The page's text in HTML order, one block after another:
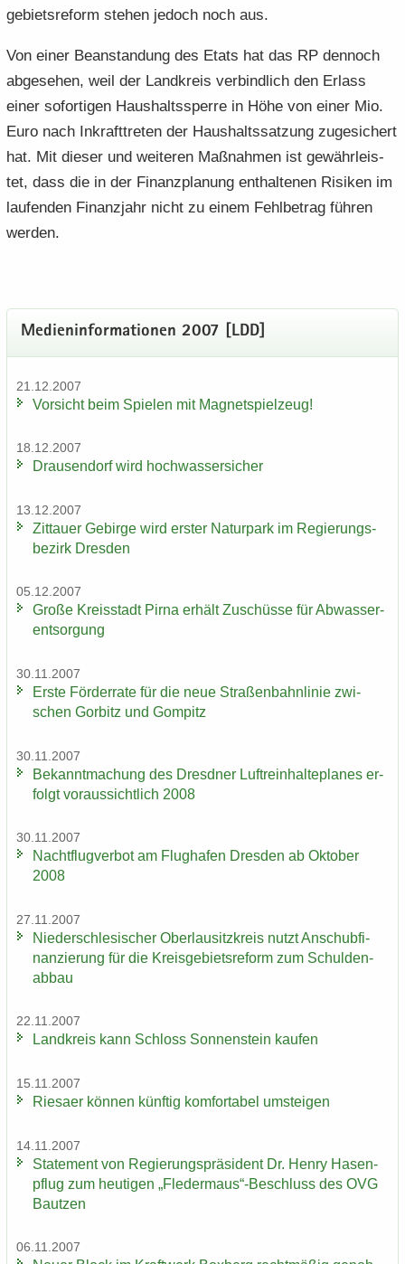
ge­biets­re­form ste­hen je­doch noch aus.
Von einer Be­an­stan­dung des Etats hat das RP den­noch
ab­ge­se­hen, weil der Land­kreis ver­bind­lich den Er­lass
einer so­for­ti­gen Haus­halts­sper­re in Höhe von einer Mio.
Euro nach In­kraft­tre­ten der Haus­halts­sat­zung zu­ge­si­chert
hat. Mit die­ser und wei­te­ren Maß­nah­men ist ge­währ­leis­
tet, dass die in der Fi­nanz­pla­nung ent­hal­te­nen Ri­si­ken im
lau­fen­den Fi­nanz­jahr nicht zu einem Fehl­be­trag füh­ren
wer­den.
Me­di­en­in­for­ma­tio­nen 2007 [LDD]
21.12.2007
Vor­sicht beim Spie­len mit Ma­gnet­spiel­zeug!
18.12.2007
Drau­sen­dorf wird hoch­was­ser­si­cher
13.12.2007
Zit­tau­er Ge­bir­ge wird ers­ter Na­tur­park im Re­gie­rungs­
be­zirk Dres­den
05.12.2007
Große Kreis­stadt Pirna er­hält Zu­schüs­se für Ab­was­ser­
ent­sor­gung
30.11.2007
Erste För­der­ra­te für die neue Stra­ßen­bahn­li­nie zwi­
schen Gor­bitz und Gom­pitz
30.11.2007
Be­kannt­ma­chung des Dresd­ner Luft­rein­hal­te­pla­nes er­
folgt vor­aus­sicht­lich 2008
30.11.2007
Nacht­flug­ver­bot am Flug­ha­fen Dres­den ab Ok­to­ber
2008
27.11.2007
Nie­der­schle­si­scher Ober­lau­sitz­kreis nutzt An­schub­fi­
nan­zie­rung für die Kreis­ge­biets­re­form zum Schul­den­
ab­bau
22.11.2007
Land­kreis kann Schloss Son­nen­stein kau­fen
15.11.2007
Rie­sa­er kön­nen künf­tig kom­for­ta­bel um­stei­gen
14.11.2007
State­ment von Re­gie­rungs­prä­si­dent Dr. Henry Ha­sen­
pflug zum heu­ti­gen „Fle­der­maus“-​Beschluss des OVG
Baut­zen
06.11.2007